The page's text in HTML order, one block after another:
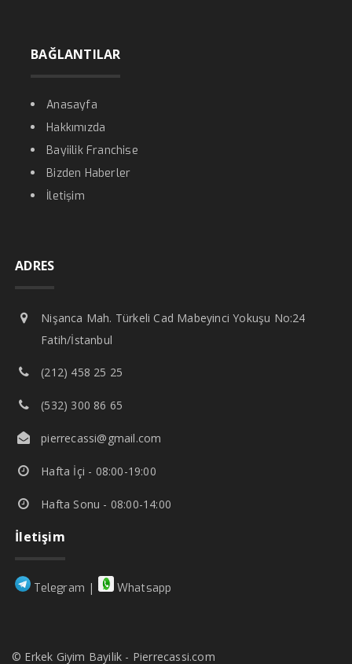
BAĞLANTILAR
Anasayfa
Hakkımızda
Bayiilik Franchise
Bizden Haberler
İletişim
ADRES
Nişanca Mah. Türkeli Cad Mabeyinci Yokuşu No:24
Fatih/İstanbul
(212) 458 25 25
(532) 300 86 65
pierrecassi@gmail.com
Hafta İçi - 08:00-19:00
Hafta Sonu - 08:00-14:00
İletişim
Telegram | Whatsapp
© Erkek Giyim Bayilik - Pierrecassi.com